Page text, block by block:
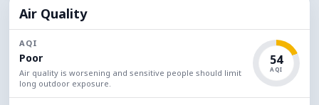
Air Quality
AQI
Poor
Air quality is worsening and sensitive people should limit
long outdoor exposure.
54
AQI